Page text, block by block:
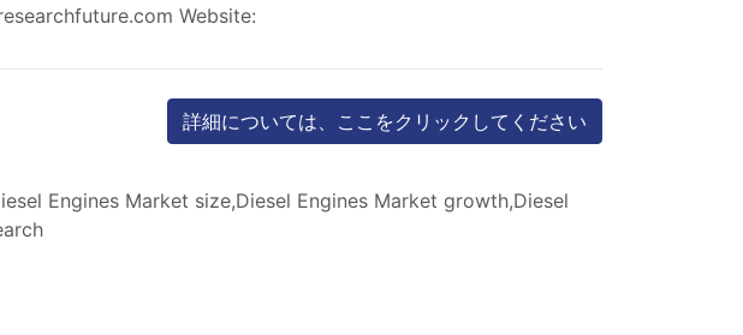
Website:
詳細については、ここをクリックしてください
Engines Market size,Diesel Engines Market growth,Diesel